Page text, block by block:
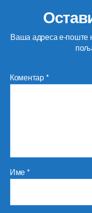
Ваша адреса е-поште
Коментар*
Име*